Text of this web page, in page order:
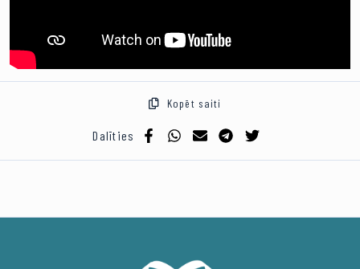
Kopēt saiti
Dalīties